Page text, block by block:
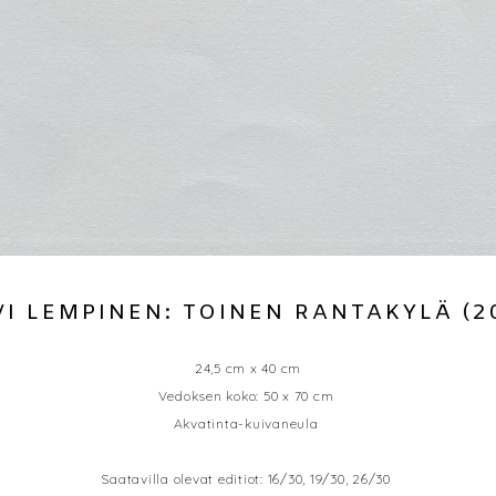
LEMPINEN: TOINEN RANTAKYLÄ
24,5 cm x 40 cm
Vedoksen koko: 50 x 70 cm
Akvatinta-kuivaneula
Saatavilla olevat editiot: 16/30, 19/30, 26/30